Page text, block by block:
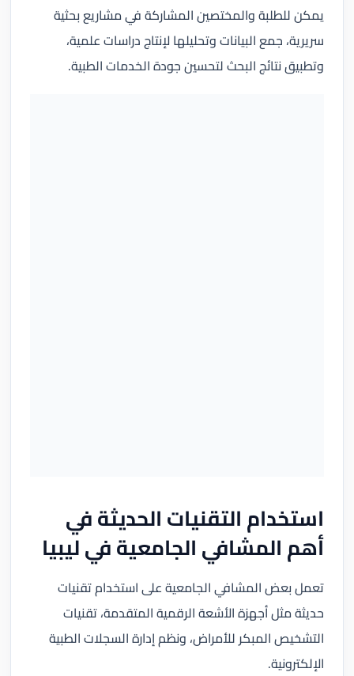
يمكن للطلبة والمختصين المشاركة في مشاريع بحثية
سريرية، جمع البيانات وتحليلها لإنتاج دراسات علمية،
وتطبيق نتائج البحث لتحسين جودة الخدمات الطبية.
استخدام التقنيات الحديثة في
أهم المشافي الجامعية في ليبيا
تعمل بعض المشافي الجامعية على استخدام تقنيات
حديثة مثل أجهزة الأشعة الرقمية المتقدمة، تقنيات
التشخيص المبكر للأمراض، ونظم إدارة السجلات الطبية
الإلكترونية.